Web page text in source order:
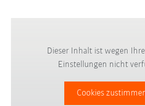
Dieser Inhalt ist wegen
Einstellungen nicht
Cookies